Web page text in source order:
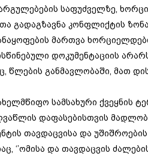
საფუძველზე,
გადაგზავნა კონფლიქტის
მართვა
დოკუმენტაციის
წლების განმავლობაში, მათ
სამსახური
დაფასებისთვის
თავდაცვისა და უშიშროების
და თავდაცვის ძალების